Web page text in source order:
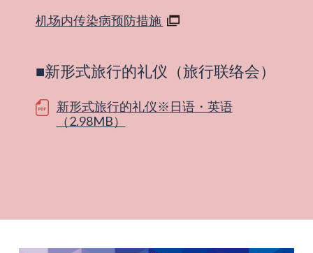
机场内传染病预防措施
■新形式旅行的礼仪（旅行联络会）
新形式旅行的礼仪※日语・英语
（2.98MB）